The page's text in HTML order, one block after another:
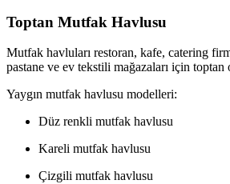
Toptan Mutfak Havlusu
Mutfak havluları restoran, kafe, catering
pastane ve ev tekstili mağazaları için
Yaygın mutfak havlusu modelleri:
Düz renkli mutfak havlusu
Kareli mutfak havlusu
Çizgili mutfak havlusu